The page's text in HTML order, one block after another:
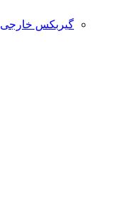
گیربکس خارجی